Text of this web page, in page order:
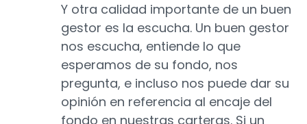
Y otra calidad importante de un buen
gestor es la escucha. Un buen gestor
nos escucha, entiende lo que
esperamos de su fondo, nos
pregunta, e incluso nos puede dar su
opinión en referencia al encaje del
fondo en nuestras carteras. Si un